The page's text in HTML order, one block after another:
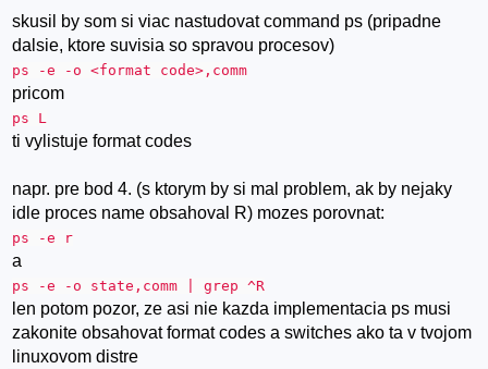
skusil by som si viac nastudovat command ps (pripadne
dalsie, ktore suvisia so spravou procesov)
ps -e -o <format code>,comm
pricom
ps L
ti vylistuje format codes
napr. pre bod 4. (s ktorym by si mal problem, ak by nejaky
idle proces name obsahoval R) mozes porovnat:
ps -e r
a
ps -e -o state,comm | grep ^R
len potom pozor, ze asi nie kazda implementacia ps musi
zakonite obsahovat format codes a switches ako ta v tvojom
linuxovom distre